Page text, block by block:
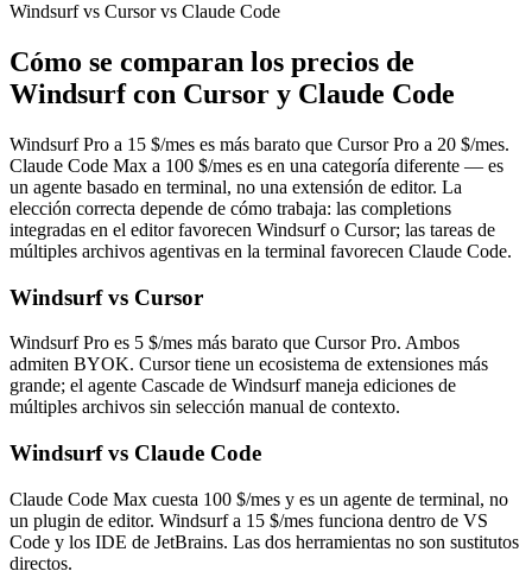
Windsurf vs Cursor vs Claude Code
Cómo se comparan los precios de
Windsurf con Cursor y Claude Code
Windsurf Pro a 15 $/mes es más barato que Cursor Pro a 20 $/mes.
Claude Code Max a 100 $/mes es en una categoría diferente — es
un agente basado en terminal, no una extensión de editor. La
elección correcta depende de cómo trabaja: las completions
integradas en el editor favorecen Windsurf o Cursor; las tareas de
múltiples archivos agentivas en la terminal favorecen Claude Code.
Windsurf vs Cursor
Windsurf Pro es 5 $/mes más barato que Cursor Pro. Ambos
admiten BYOK. Cursor tiene un ecosistema de extensiones más
grande; el agente Cascade de Windsurf maneja ediciones de
múltiples archivos sin selección manual de contexto.
Windsurf vs Claude Code
Claude Code Max cuesta 100 $/mes y es un agente de terminal, no
un plugin de editor. Windsurf a 15 $/mes funciona dentro de VS
Code y los IDE de JetBrains. Las dos herramientas no son sustitutos
directos.